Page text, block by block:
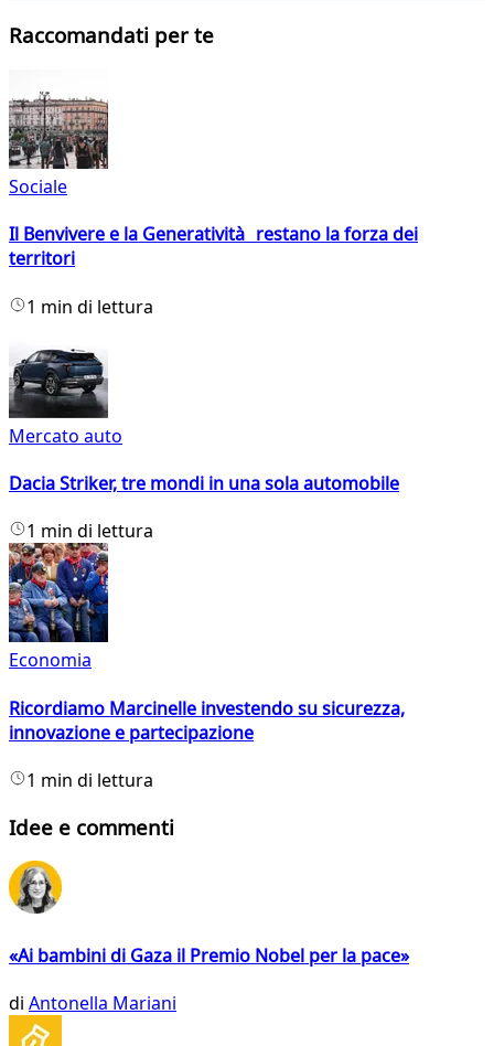
Raccomandati per te
Sociale
Il Benvivere e la Generatività restano la forza dei
territori
1 min di lettura
Mercato auto
Dacia Striker, tre mondi in una sola automobile
1 min di lettura
Economia
Ricordiamo Marcinelle investendo su sicurezza,
innovazione e partecipazione
1 min di lettura
Idee e commenti
«Ai bambini di Gaza il Premio Nobel per la pace»
di Antonella Mariani